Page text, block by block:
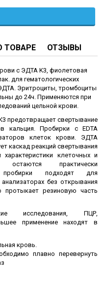
ТОВАРЕ ОТЗЫВЫ
с ЭДТА K3, фиолетовая
для гематологических
Эритроциты, тромбоциты
до 24ч. Применяются при
цельной крови.
предотвращает свертывание
кальция. Пробирки с EDTA
клеток крови. ЭДТА
каскад реакций свертывания
клеточных и
остаются практически
пробирки подходят для
без открывания
протыкает резиновую часть
исследования, ПЦР,
применение находят в
кровь.
плавно перевернуть